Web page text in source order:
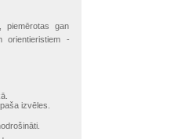
gan
orientieristiem -
izvēles.